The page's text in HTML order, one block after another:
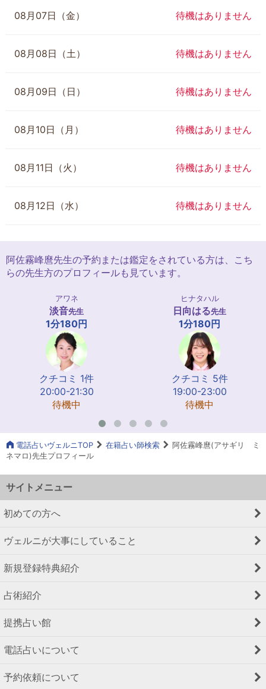
08月07日（金） 待機はありません
08月08日（土） 待機はありません
08月09日（日） 待機はありません
08月10日（月） 待機はありません
08月11日（火） 待機はありません
08月12日（水） 待機はありません
阿佐霧峰麿先生の予約または鑑定をされている方は、こち
らの先生方のプロフィールも見ています。
アワネ
淡音先生
1分180円
クチコミ 1件
20:00-21:30
待機中
ヒナタハル
日向はる先生
1分180円
クチコミ 5件
19:00-23:00
待機中
電話占いヴェルニTOP 在籍占い師検索
阿佐霧峰麿(アサギリ ミ
ネマロ)先生プロフィール
サイトメニュー
初めての方へ
ヴェルニが大事にしていること
新規登録特典紹介
占術紹介
提携占い館
電話占いについて
予約依頼について